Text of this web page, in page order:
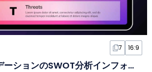
7 16:9
ブラックグラデーションのSWOT分析インフォグラフィックスライド